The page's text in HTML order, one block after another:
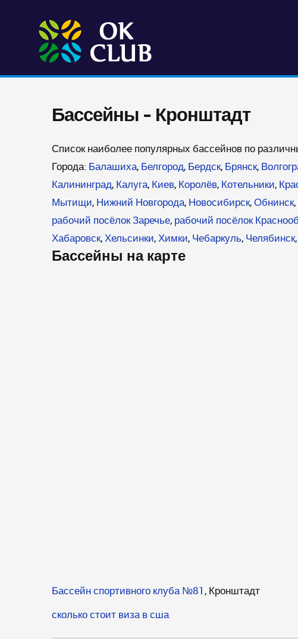
Бассейны - Кронштадт
Список наиболее популярных бассейнов по
Города: Балашиха, Белгород, Бердск, Брянск,
Калининград, Калуга, Киев, Королёв, Котельники,
Мытищи, Нижний Новгорода, Новосибирск,Обнинск,
рабочий посёлок Заречье, рабочий посёлок
Хабаровск,Хельсинки,Химки, Чебаркуль, Челябинск,
Бассейны на карте
Бассейн спортивного клуба №81 , Кронштадт
сколько стоит виза в сша